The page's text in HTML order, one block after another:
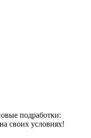
подработки:
своих условиях!